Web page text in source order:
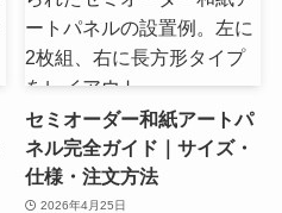
セミオーダー和紙アートパ
ネル完全ガイド｜サイズ・
仕様・注文方法
2026年4月25日